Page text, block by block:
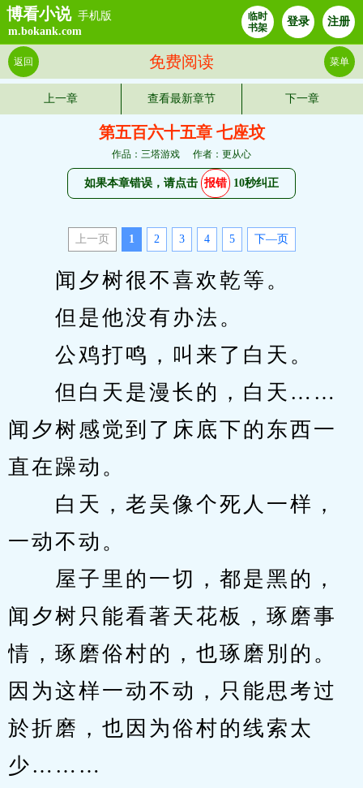
博看小说 手机版
m.bokank.com
临时
书架
登录 注册
免费阅读
返回 菜单
上一章 查看最新章节 下一章
第五百六十五章 七座坟
作品：三塔游戏 作者：更从心
如果本章错误，请点击 报错 10秒纠正
上一页 1 2 3 4 5 下—页
闻夕树很不喜欢乾等。
但是他没有办法。
公鸡打鸣，叫来了白天。
但白天是漫长的，白天……
闻夕树感觉到了床底下的东西一
直在躁动。
白天，老吴像个死人一样，
一动不动。
屋子里的一切，都是黑的，
闻夕树只能看著天花板，琢磨事
情，琢磨俗村的，也琢磨別的。
因为这样一动不动，只能思考过
於折磨，也因为俗村的线索太
少………